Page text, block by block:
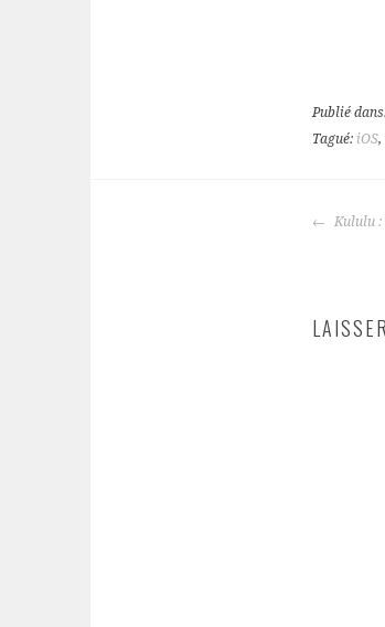
Publié
Tagué: iOS,
Kululu :